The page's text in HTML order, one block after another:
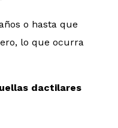
o hasta que
lo que ocurra
dactilares